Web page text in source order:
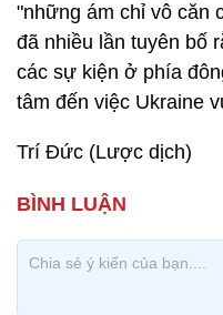
"những ám chỉ vô căn
đã nhiều lần tuyên bố
các sự kiện ở phía
tâm đến việc Ukraine
Trí Đức (Lược dịch)